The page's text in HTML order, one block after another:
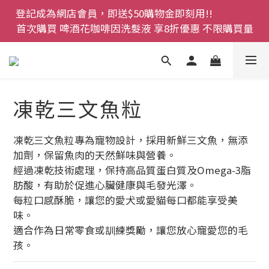
登記成為網店會員，即送$50購物金即刻用!!
首次購買 啤酒花咖啡因洗髮液 享8折優惠 不限購買量
登記成為網店會員，即送$50購物金即刻用!!
首次購買 啤酒花咖啡因洗髮液 享8折優惠 不限購買量
網店會員一年內累積消費 $4500 即刻變身 VIP 全年正
價貨 85 折，幫朋友買大家一齊抵 !!
今期優惠!! 濕疹救星 濕疹專用噴霧 買一枝送一件 50克
裝 濕疹舒敏膏   幼兒適用
登記成為網店會員，即送$50購物金即刻用!!
首次購買 啤酒花咖啡因洗髮液 享8折優惠 不限購買量
凍乾三文魚粒
凍乾三文魚粒專為寵物設計，採用新鮮三文魚，無添
加劑，保留魚肉的天然鮮味與營養。
經過凍乾技術處理，保持高品質蛋白質及Omega-3脂
肪酸，有助於促進心臟健康與毛發光澤。
每粒口感酥脆，讓您的愛犬或愛貓每口都能享受美
味。
適合作為日常零食或訓練獎勵，讓您放心寵愛您的毛
孩。